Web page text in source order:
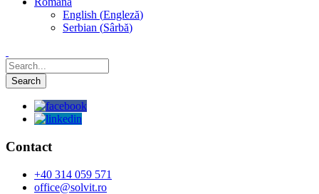
English (Engleză)
Serbian (Sârbă)
Contact
+40 314 059 571
office@solvit.ro